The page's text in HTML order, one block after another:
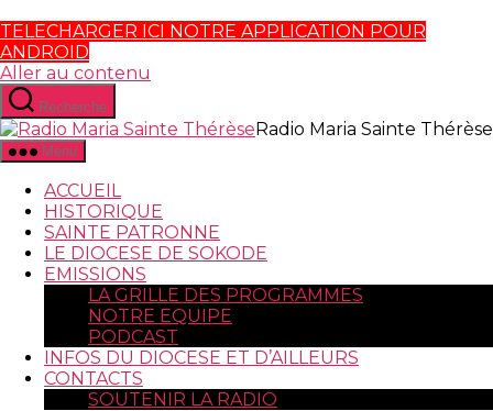
TELECHARGER ICI NOTRE APPLICATION POUR
ANDROID
Aller au contenu
Recherche
Radio Maria Sainte Thérèse
Menu
ACCUEIL
HISTORIQUE
SAINTE PATRONNE
LE DIOCESE DE SOKODE
EMISSIONS
LA GRILLE DES PROGRAMMES
NOTRE EQUIPE
PODCAST
INFOS DU DIOCESE ET D’AILLEURS
CONTACTS
SOUTENIR LA RADIO